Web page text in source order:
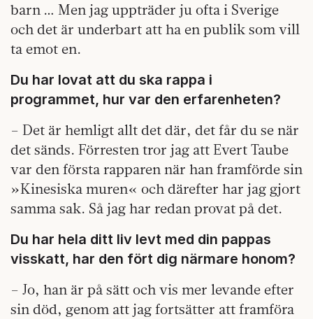
barn … Men jag uppträder ju ofta i Sverige
och det är underbart att ha en publik som vill
ta emot en.
Du har lovat att du ska rappa i
programmet, hur var den erfarenheten?
– Det är hemligt allt det där, det får du se när
det sänds. Förresten tror jag att Evert Taube
var den första rapparen när han framförde sin
»Kinesiska muren« och därefter har jag gjort
samma sak. Så jag har redan provat på det.
Du har hela ditt liv levt med din pappas
visskatt, har den fört dig närmare honom?
– Jo, han är på sätt och vis mer levande efter
sin död, genom att jag fortsätter att framföra